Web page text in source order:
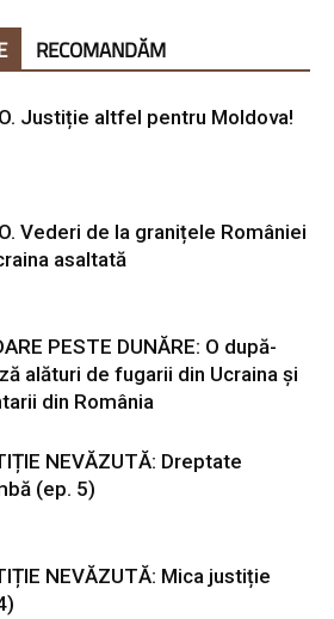
RECOMANDĂM
Justiție altfel pentru Moldova!
Vederi de la granițele României
asaltată
PESTE DUNĂRE: O după-
alături de fugarii din Ucraina și
din România
NEVĂZUTĂ: Dreptate
(ep. 5)
NEVĂZUTĂ: Mica justiție